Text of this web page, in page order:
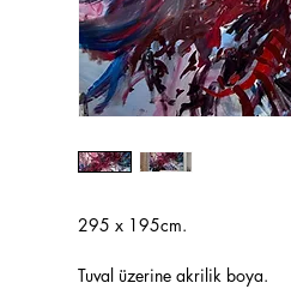
295 x 195cm.
Tuval üzerine akrilik boya.